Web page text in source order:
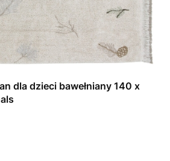
dla dzieci bawełniany 140 x